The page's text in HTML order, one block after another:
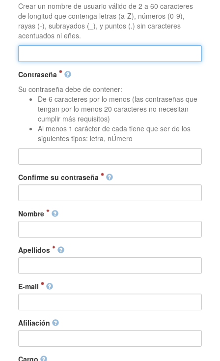
Crear un nombre de usuario válido de 2 a 60 caracteres
de longitud que contenga letras (a-Z), números (0-9),
rayas (-), subrayados (_), y puntos (.) sin caracteres
acentuados ni eñes.
Contraseña
Su contraseña debe de contener:
De 6 caracteres por lo menos (las contraseñas que
tengan por lo menos 20 caracteres no necesitan
cumplir más requisitos)
Al menos 1 carácter de cada tiene que ser de los
siguientes tipos: letra, nÚmero
Confirme su contraseña
Nombre
Apellidos
E-mail
Afiliación
Cargo